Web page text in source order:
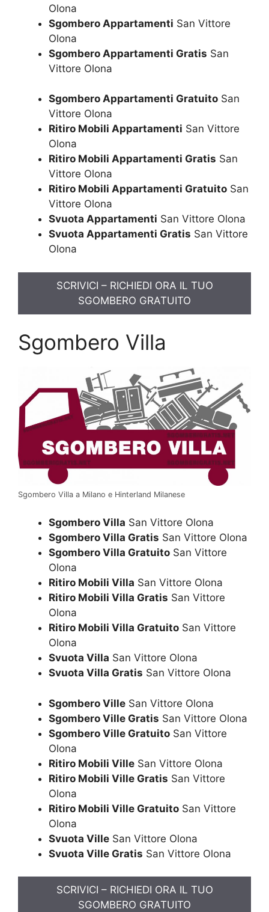
Olona
Sgombero Appartamenti San Vittore
Olona
Sgombero Appartamenti Gratis San
Vittore Olona
Sgombero Appartamenti Gratuito San
Vittore Olona
Ritiro Mobili Appartamenti San Vittore
Olona
Ritiro Mobili Appartamenti Gratis San
Vittore Olona
Ritiro Mobili Appartamenti Gratuito San
Vittore Olona
Svuota Appartamenti San Vittore Olona
Svuota Appartamenti Gratis San Vittore
Olona
SCRIVICI – RICHIEDI ORA IL TUO
SGOMBERO GRATUITO
Sgombero Villa
Sgombero Villa a Milano e Hinterland Milanese
Sgombero Villa San Vittore Olona
Sgombero Villa Gratis San Vittore Olona
Sgombero Villa Gratuito San Vittore
Olona
Ritiro Mobili Villa San Vittore Olona
Ritiro Mobili Villa Gratis San Vittore
Olona
Ritiro Mobili Villa Gratuito San Vittore
Olona
Svuota Villa San Vittore Olona
Svuota Villa Gratis San Vittore Olona
Sgombero Ville San Vittore Olona
Sgombero Ville Gratis San Vittore Olona
Sgombero Ville Gratuito San Vittore
Olona
Ritiro Mobili Ville San Vittore Olona
Ritiro Mobili Ville Gratis San Vittore
Olona
Ritiro Mobili Ville Gratuito San Vittore
Olona
Svuota Ville San Vittore Olona
Svuota Ville Gratis San Vittore Olona
SCRIVICI – RICHIEDI ORA IL TUO
SGOMBERO GRATUITO